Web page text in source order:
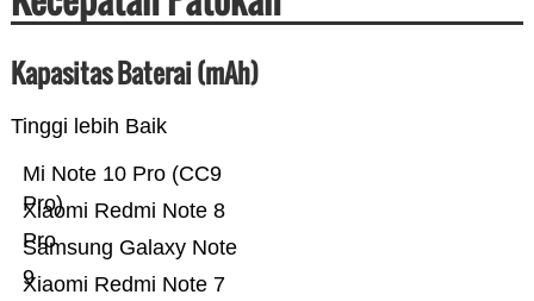
Kapasitas Baterai (mAh)
Tinggi lebih Baik
Xiaomi Redmi Note 7
Samsung Galaxy Note
9
Xiaomi Redmi Note 8
Pro
Mi Note 10 Pro (CC9
Pro)